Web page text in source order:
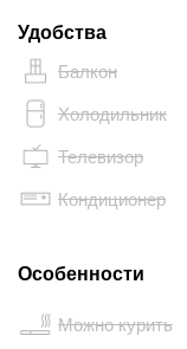
Удобства
Балкон
Холодильник
Телевизор
Кондиционер
Особенности
Можно курить